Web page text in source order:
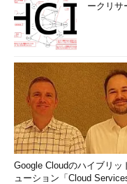
ークリサ
Google Cloudのハイブリッ
ューション「Cloud